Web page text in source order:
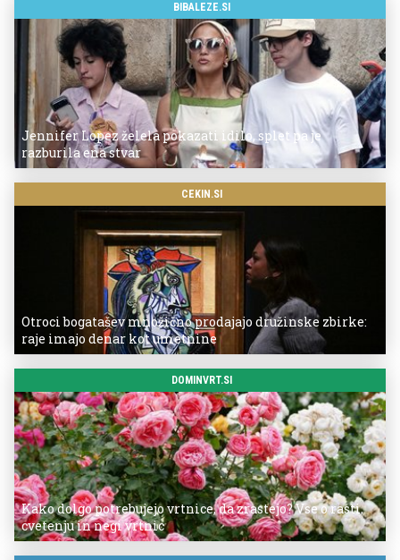
BIBALEZE.SI
Jennifer Lopez želela pokazati idilo, splet pa je
razburila ena stvar
CEKIN.SI
Otroci bogatašev množično prodajajo družinske zbirke:
raje imajo denar kot umetnine
DOMINVRT.SI
Kako dolgo potrebujejo vrtnice, da zrastejo? Vse o rasti,
cvetenju in negi vrtnic